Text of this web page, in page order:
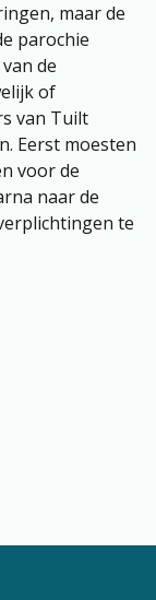
maar de
parochie
de
of
van Tuilt
Eerst moesten
voor de
naar de
te